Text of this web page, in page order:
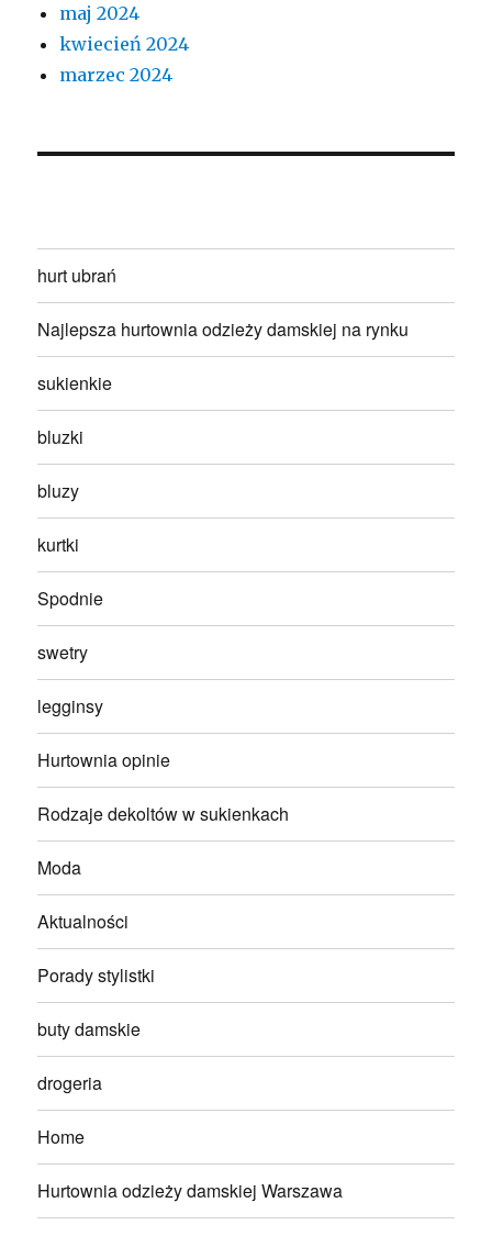
maj 2024
kwiecień 2024
marzec 2024
hurt ubrań
Najlepsza hurtownia odzieży damskiej na rynku
sukienkie
bluzki
bluzy
kurtki
Spodnie
swetry
legginsy
Hurtownia opinie
Rodzaje dekoltów w sukienkach
Moda
Aktualności
Porady stylistki
buty damskie
drogeria
Home
Hurtownia odzieży damskiej Warszawa